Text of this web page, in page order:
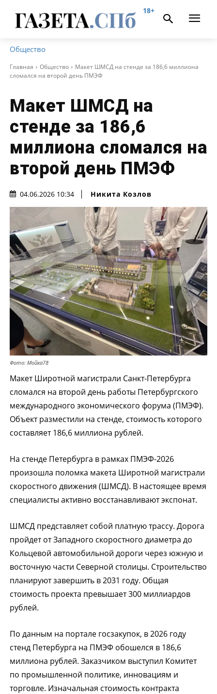
18+
Общество
Главная Общество
Макет ШМСД на стенде за 186,6 миллиона
сломался на второй день ПМЭФ
Макет ШМСД на
стенде за 186,6
миллиона сломался на
второй день ПМЭФ
04.06.2026 10:34 Никита Козлов
Фото: Мойка78
Макет Широтной магистрали Санкт-Петербурга
сломался на второй день работы Петербургского
международного экономического форума (ПМЭФ).
Объект разместили на стенде, стоимость которого
составляет 186,6 миллиона рублей.
На стенде Петербурга в рамках ПМЭФ-2026
произошла поломка макета Широтной магистрали
скоростного движения (ШМСД). В настоящее время
специалисты активно восстанавливают экспонат.
ШМСД представляет собой платную трассу. Дорога
пройдет от Западного скоростного диаметра до
Кольцевой автомобильной дороги через южную и
восточную части Северной столицы. Строительство
планируют завершить в 2031 году. Общая
стоимость проекта превышает 300 миллиардов
рублей.
По данным на портале госзакупок, в 2026 году
стенд Петербурга на ПМЭФ обошелся в 186,6
миллиона рублей. Заказчиком выступил Комитет
по промышленной политике, инновациям и
торговле. Изначальная стоимость контракта